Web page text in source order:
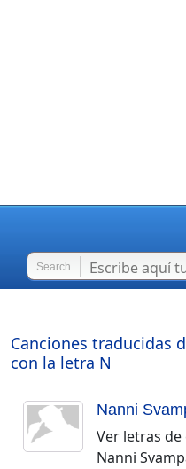
Search
Canciones traducidas
con la letra N
Nanni
Ver letras
Nanni